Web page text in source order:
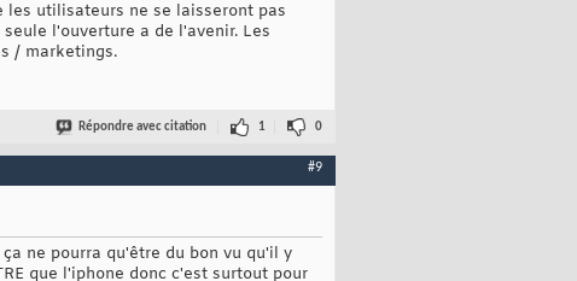
les utilisateurs ne se laisseront pas
l'ouverture a de l'avenir. Les
/ marketings.
Répondre avec citation 1 0
#9
ne pourra qu'être du bon vu qu'il y
que l'iphone donc c'est surtout pour